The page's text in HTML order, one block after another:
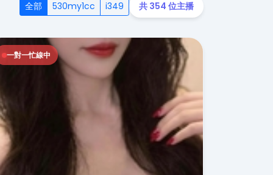
全部 530my1cc i349 共 354 位主播
一對一忙線中